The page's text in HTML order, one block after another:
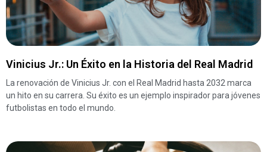
Vinicius Jr.: Un Éxito en la Historia del Real Madrid
La renovación de Vinicius Jr. con el Real Madrid hasta 2032 marca
un hito en su carrera. Su éxito es un ejemplo inspirador para jóvenes
futbolistas en todo el mundo.